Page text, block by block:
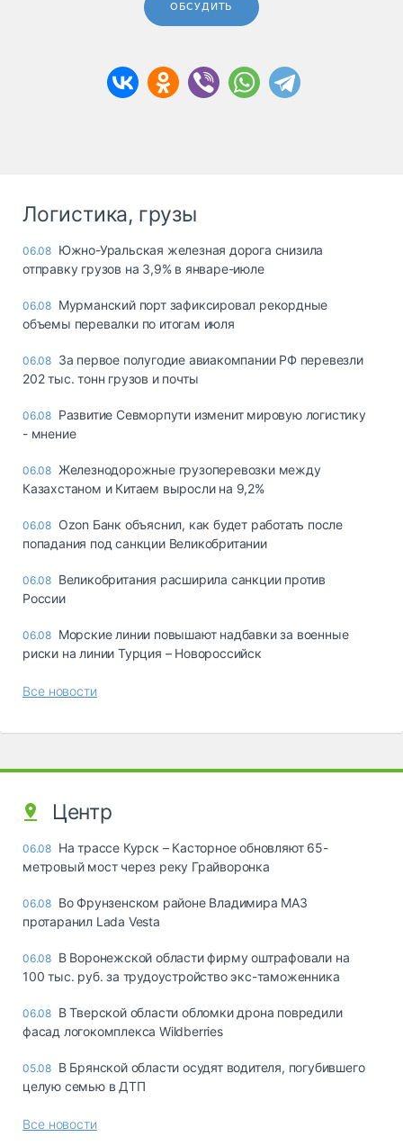
ОБСУДИТЬ
Логистика, грузы
06.08 Южно-Уральская железная дорога снизила
отправку грузов на 3,9% в январе-июле
06.08 Мурманский порт зафиксировал рекордные
объемы перевалки по итогам июля
06.08 За первое полугодие авиакомпании РФ перевезли
202 тыс. тонн грузов и почты
06.08 Развитие Севморпути изменит мировую логистику
- мнение
06.08 Железнодорожные грузоперевозки между
Казахстаном и Китаем выросли на 9,2%
06.08 Ozon Банк объяснил, как будет работать после
попадания под санкции Великобритании
06.08 Великобритания расширила санкции против
России
06.08 Морские линии повышают надбавки за военные
риски на линии Турция – Новороссийск
Все новости
Центр
06.08 На трассе Курск – Касторное обновляют 65-
метровый мост через реку Грайворонка
06.08 Во Фрунзенском районе Владимира МАЗ
протаранил Lada Vesta
06.08 В Воронежской области фирму оштрафовали на
100 тыс. руб. за трудоустройство экс-таможенника
06.08 В Тверской области обломки дрона повредили
фасад логокомплекса Wildberries
05.08 В Брянской области осудят водителя, погубившего
целую семью в ДТП
Все новости